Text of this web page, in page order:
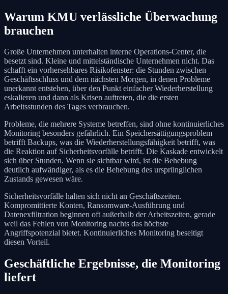
Warum KMU verlässliche Überwachung
brauchen
Große Unternehmen unterhalten interne Operations-Center, die
besetzt sind. Kleine und mittelständische Unternehmen nicht. Das
schafft ein vorhersehbares Risikofenster: die Stunden zwischen
Geschäftsschluss und dem nächsten Morgen, in denen Probleme
unerkannt entstehen, über den Punkt einfacher Wiederherstellung
eskalieren und dann als Krisen auftreten, die die ersten
Arbeitsstunden des Tages verbrauchen.
Probleme, die mehrere Systeme betreffen, sind ohne kontinuierliches
Monitoring besonders gefährlich. Ein Speichersättigungsproblem
betrifft Backups, was die Wiederherstellungsfähigkeit betrifft, was
die Reaktion auf Sicherheitsvorfälle betrifft. Die Kaskade entwickelt
sich über Stunden. Wenn sie sichtbar wird, ist die Behebung
deutlich aufwändiger, als es die Behebung des ursprünglichen
Zustands gewesen wäre.
Sicherheitsvorfälle halten sich nicht an Geschäftszeiten.
Kompromittierte Konten, Ransomware-Ausführung und
Datenexfiltration beginnen oft außerhalb der Arbeitszeiten, gerade
weil das Fehlen von Monitoring nachts das höchste
Angriffspotenzial bietet. Kontinuierliches Monitoring beseitigt
diesen Vorteil.
Geschäftliche Ergebnisse, die Monitoring
liefert